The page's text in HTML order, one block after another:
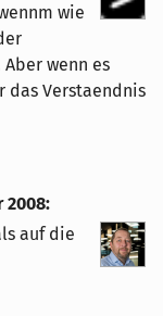
wie
wenn es
Verstaendnis
2008:
auf die